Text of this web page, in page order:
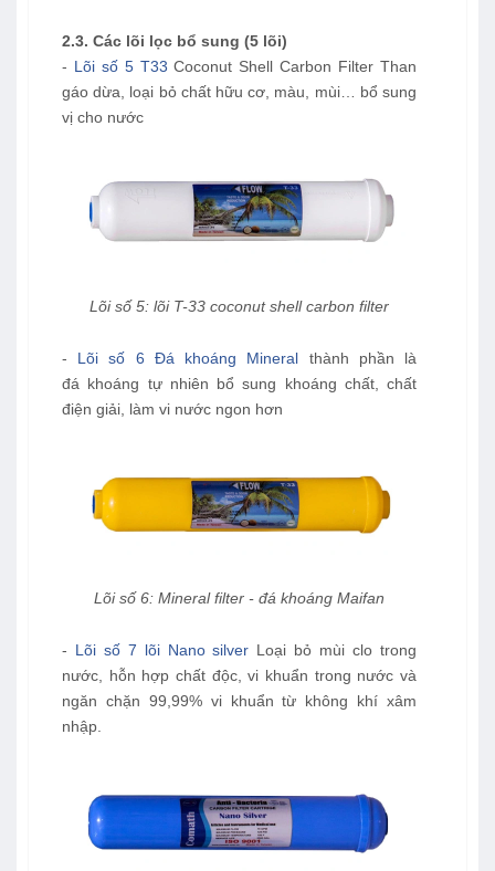
2.3. Các lõi lọc bổ sung (5 lõi)
- Lõi số 5 T33 Coconut Shell Carbon Filter Than
gáo dừa, loại bỏ chất hữu cơ, màu, mùi… bổ sung
vị cho nước
Lõi số 5: lõi T-33 coconut shell carbon filter
- Lõi số 6 Đá khoáng Mineral thành phần là
đá khoáng tự nhiên bổ sung khoáng chất, chất
điện giải, làm vi nước ngon hơn
Lõi số 6: Mineral filter - đá khoáng Maifan
- Lõi số 7 lõi Nano silver Loại bỏ mùi clo trong
nước, hỗn hợp chất độc, vi khuẩn trong nước và
ngăn chặn 99,99% vi khuẩn từ không khí xâm
nhập.